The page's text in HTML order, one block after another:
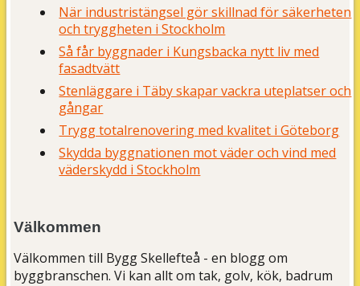
När industristängsel gör skillnad för säkerheten
och tryggheten i Stockholm
Så får byggnader i Kungsbacka nytt liv med
fasadtvätt
Stenläggare i Täby skapar vackra uteplatser och
gångar
Trygg totalrenovering med kvalitet i Göteborg
Skydda byggnationen mot väder och vind med
väderskydd i Stockholm
Välkommen
Välkommen till Bygg Skellefteå - en blogg om
byggbranschen. Vi kan allt om tak, golv, kök, badrum